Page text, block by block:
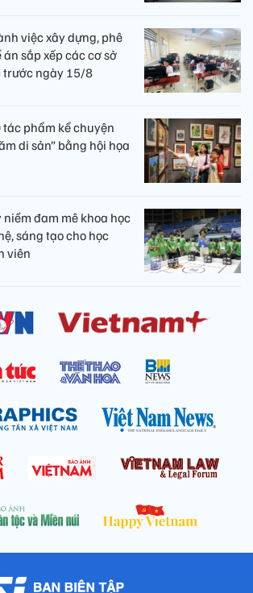
việc xây dựng, phê
sắp xếp các cơ sở
trước ngày 15/8
tác phẩm kể chuyện
di sản” bằng hội họa
niềm đam mê khoa học
sáng tạo cho học
viên